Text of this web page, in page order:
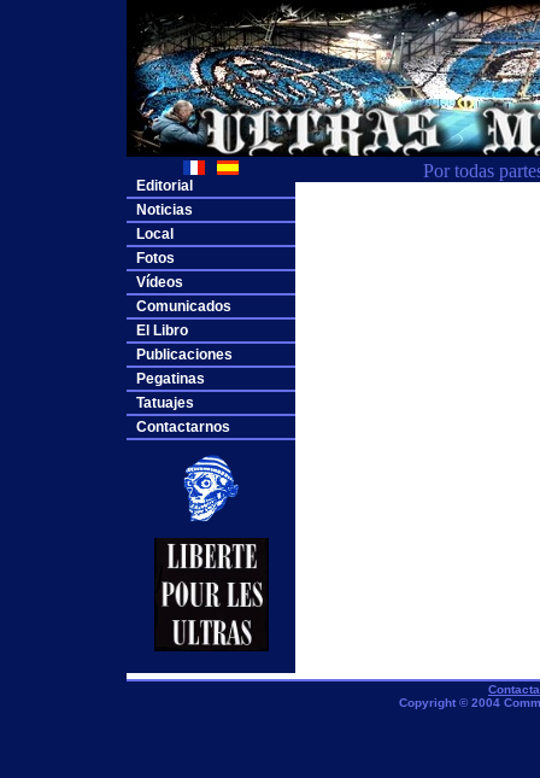
Por todas
Editorial
Noticias
Local
Fotos
Vídeos
Comunicados
El Libro
Publicaciones
Pegatinas
Tatuajes
Contactarnos
Copyright © 2004